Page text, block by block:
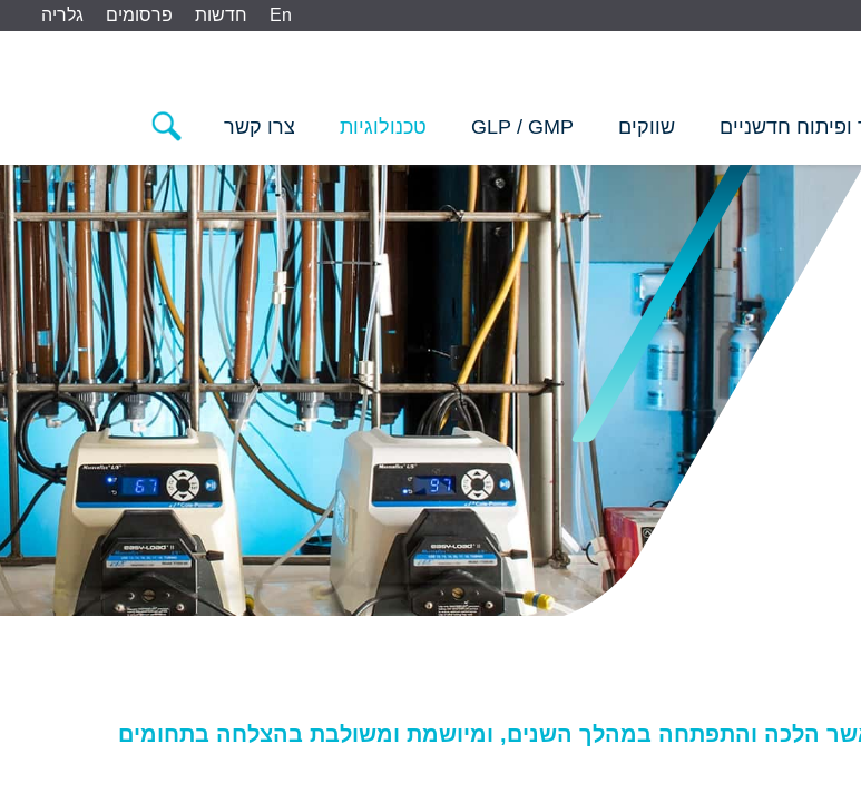
En חדשות פרסומים גלריה
חדשניים שווקים GLP / GMP טכנולוגיות צרו קשר
אשר הלכה והתפתחה במהלך השנים, ומיושמת ומשולבת בהצלחה בתחומים